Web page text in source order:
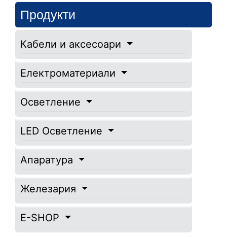
Продукти
Кабели и аксесоари
Електроматериали
Осветление
LED Осветление
Апаратура
Железария
E-SHOP